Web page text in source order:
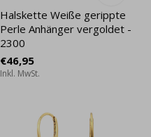
Halskette Weiße gerippte
Perle Anhänger vergoldet -
2300
€46,95
Inkl. MwSt.